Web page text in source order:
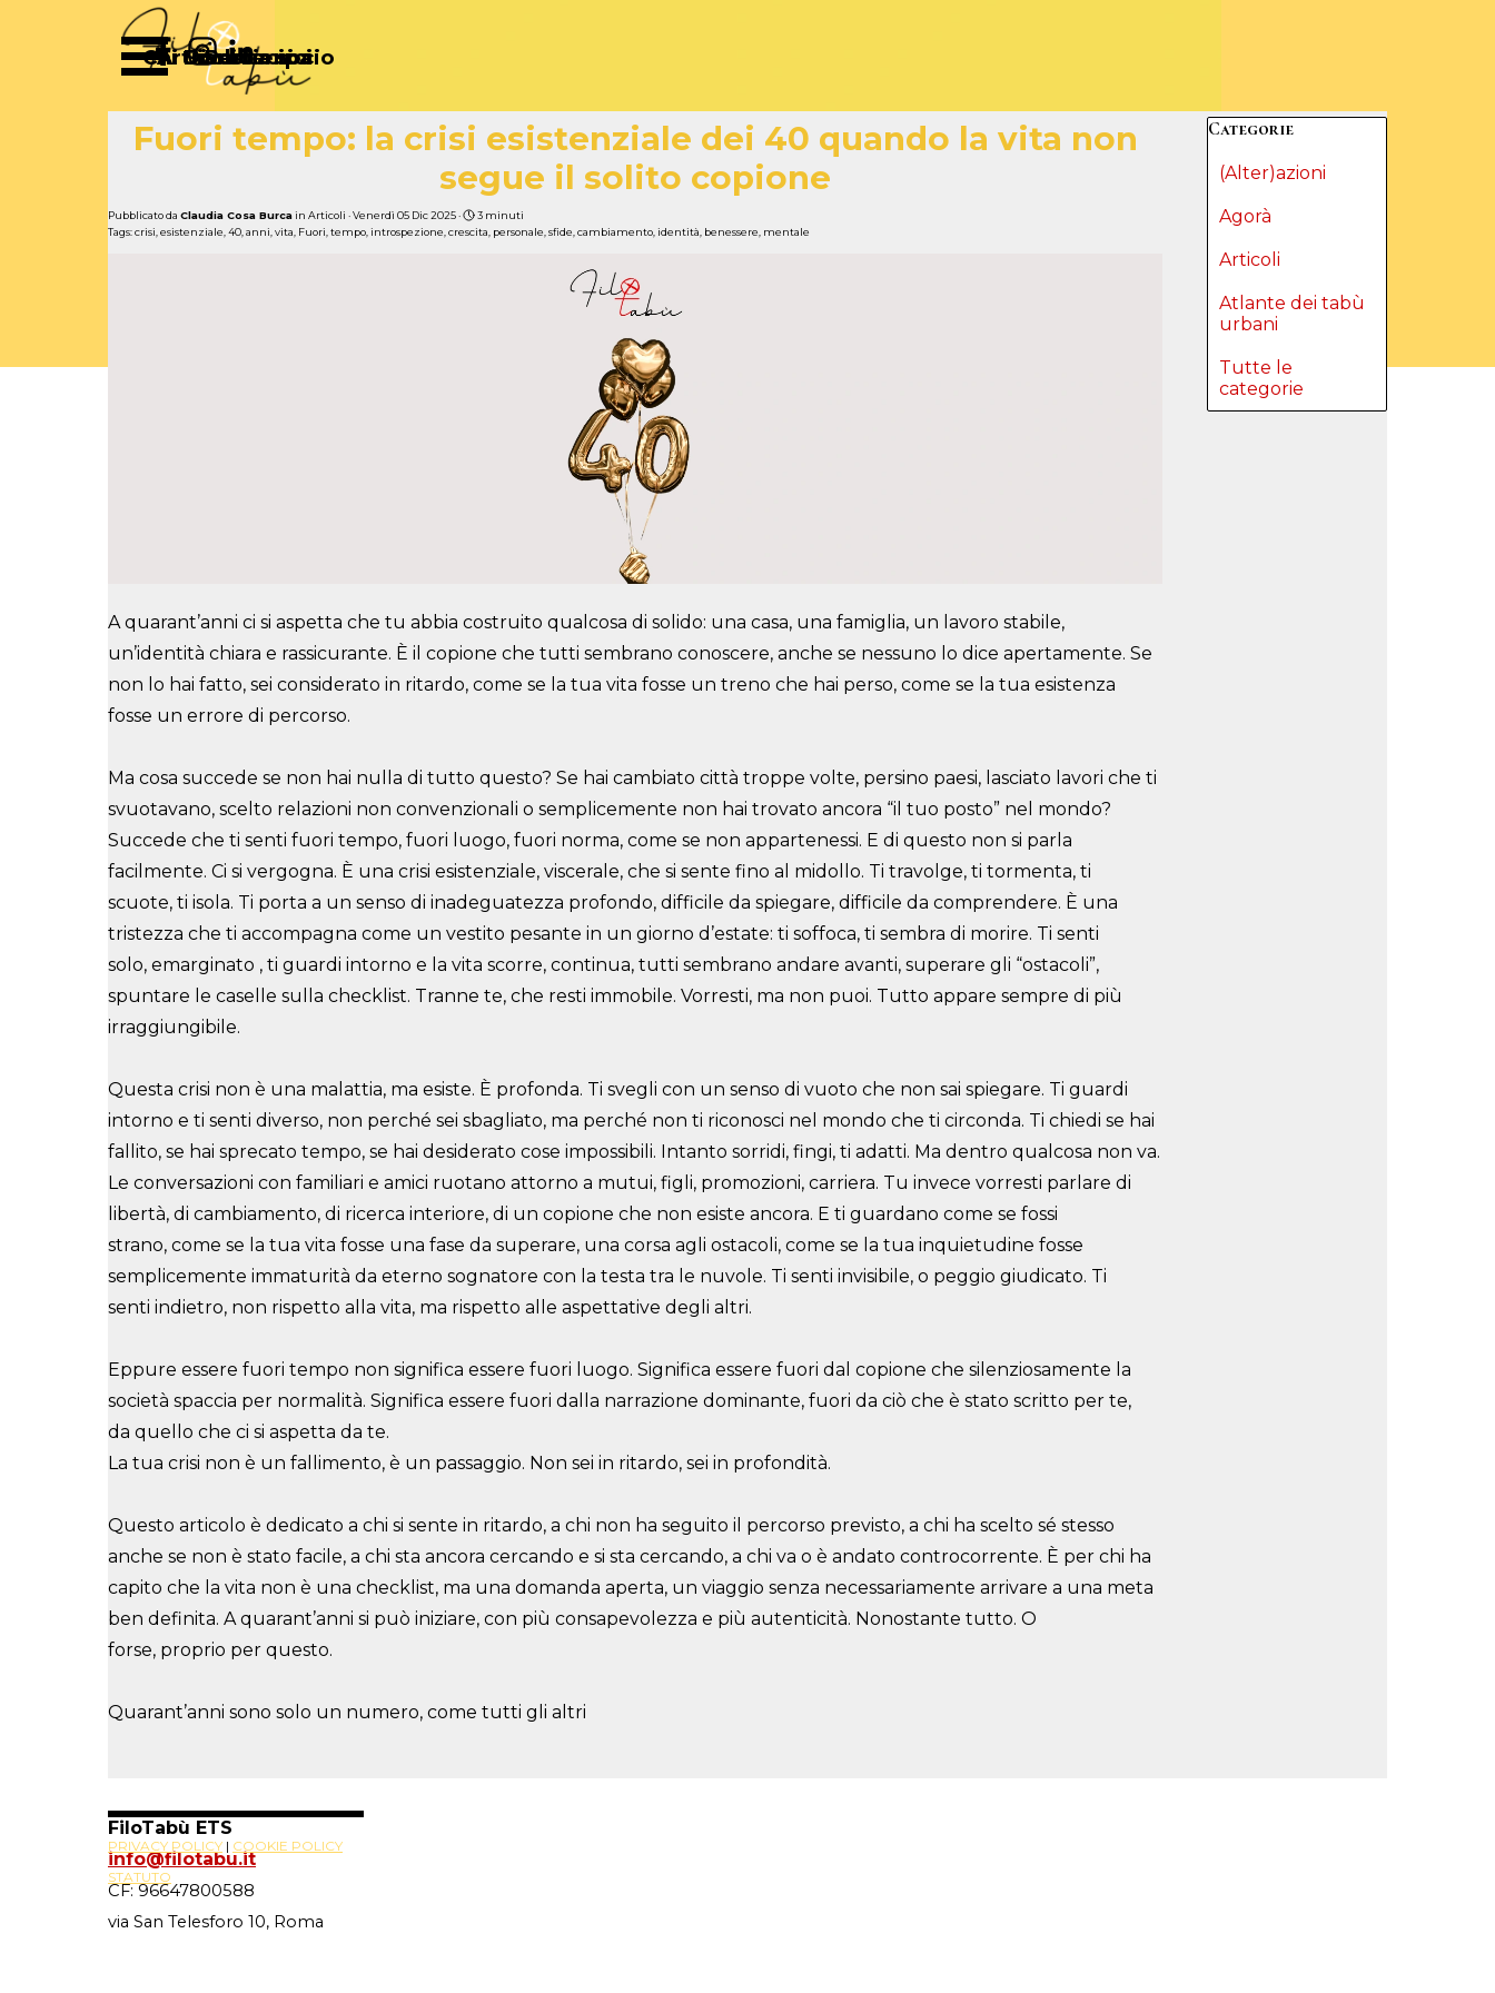
Salta menù
Chi Siamo
ArticoliPartecipa
Sostienici
Diventa socio
Fuori tempo: la crisi esistenziale dei 40 quando la vita non
segue il solito copione
Pubblicato da Claudia Cosa Burcain Articoli · Venerdì 05 Dic 2025 ·
3 minuti
Tags:crisi esistenziale 40 anni vita Fuori tempo introspezione crescita personale sfide cambiamento identità benessere mentale
A quarant’anni ci si aspetta che tu abbia costruito qualcosa di solido: una casa, una famiglia, un lavoro stabile,
un’identità chiara e rassicurante. È il copione che tutti sembrano conoscere, anche se nessuno lo dice apertamente. Se
non lo hai fatto, sei considerato in ritardo, come se la tua vita fosse un treno che hai perso, come se la tua esistenza
fosse un errore di percorso.
Ma cosa succede se non hai nulla di tutto questo? Se hai cambiato città troppe volte, persino paesi, lasciato lavori che ti
svuotavano, scelto relazioni non convenzionali o semplicemente non hai trovato ancora “il tuo posto” nel mondo?
Succede che ti senti fuori tempo, fuori luogo, fuori norma, come se non appartenessi. E di questo non si parla
facilmente. Ci si vergogna. È una crisi esistenziale, viscerale, che si sente fino al midollo. Ti travolge, ti tormenta, ti
scuote, ti isola. Ti porta a un senso di inadeguatezza profondo, difficile da spiegare, difficile da comprendere. È una
tristezza che ti accompagna come un vestito pesante in un giorno d’estate: ti soffoca, ti sembra di morire. Ti senti
solo, emarginato , ti guardi intorno e la vita scorre, continua, tutti sembrano andare avanti, superare gli “ostacoli”,
spuntare le caselle sulla checklist. Tranne te, che resti immobile. Vorresti, ma non puoi. Tutto appare sempre di più
irraggiungibile.
Questa crisi non è una malattia, ma esiste. È profonda. Ti svegli con un senso di vuoto che non sai spiegare. Ti guardi
intorno e ti senti diverso, non perché sei sbagliato, ma perché non ti riconosci nel mondo che ti circonda. Ti chiedi se hai
fallito, se hai sprecato tempo, se hai desiderato cose impossibili. Intanto sorridi, fingi, ti adatti. Ma dentro qualcosa non va.
Le conversazioni con familiari e amici ruotano attorno a mutui, figli, promozioni, carriera. Tu invece vorresti parlare di
libertà, di cambiamento, di ricerca interiore, di un copione che non esiste ancora. E ti guardano come se fossi
strano, come se la tua vita fosse una fase da superare, una corsa agli ostacoli, come se la tua inquietudine fosse
semplicemente immaturità da eterno sognatore con la testa tra le nuvole. Ti senti invisibile, o peggio giudicato. Ti
senti indietro, non rispetto alla vita, ma rispetto alle aspettative degli altri.
Eppure essere fuori tempo non significa essere fuori luogo. Significa essere fuori dal copione che silenziosamente la
società spaccia per normalità. Significa essere fuori dalla narrazione dominante, fuori da ciò che è stato scritto per te,
da quello che ci si aspetta da te.
La tua crisi non è un fallimento, è un passaggio. Non sei in ritardo, sei in profondità.
Questo articolo è dedicato a chi si sente in ritardo, a chi non ha seguito il percorso previsto, a chi ha scelto sé stesso
anche se non è stato facile, a chi sta ancora cercando e si sta cercando, a chi va o è andato controcorrente. È per chi ha
capito che la vita non è una checklist, ma una domanda aperta, un viaggio senza necessariamente arrivare a una meta
ben definita. A quarant’anni si può iniziare, con più consapevolezza e più autenticità. Nonostante tutto. O
forse, proprio per questo.
Quarant’anni sono solo un numero, come tutti gli altri
Salta blocco Categorie
Categorie
(Alter)azioni
Agorà
Articoli
Atlante dei tabù
urbani
Tutte le
categorie
PRIVACY POLICY | COOKIE POLICY
STATUTO
FiloTabù ETS
info@filotabu.it
CF: 96647800588
via San Telesforo 10, Roma